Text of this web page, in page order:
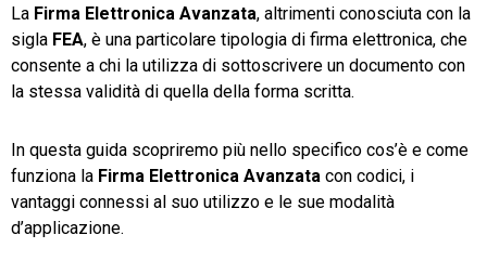
La Firma Elettronica Avanzata, altrimenti conosciuta con la
sigla FEA, è una particolare tipologia di firma elettronica, che
consente a chi la utilizza di sottoscrivere un documento con
la stessa validità di quella della forma scritta.
In questa guida scopriremo più nello specifico cos’è e come
funziona la Firma Elettronica Avanzata con codici, i
vantaggi connessi al suo utilizzo e le sue modalità
d’applicazione.